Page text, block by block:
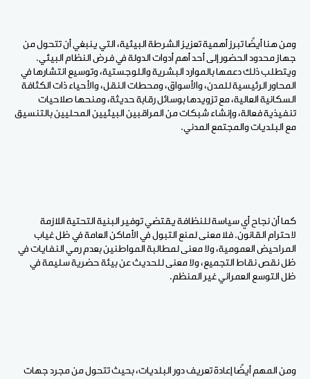
ومن هنا أيضًا تبرز أهمية تعزيز الشرطة البيئية، التي ينبغي أن تتحول من
جهاز محدود الحضور إلى أحد أهم أدوات الدولة في فرض النظام البيئي.
ويتطلب ذلك دعمها بالموارد البشرية واللوجستية، وتوسيع انتشارها في
المحاور الرئيسية للمدن، والأسواق، ومحطات النقل، والأحياء ذات الكثافة
السكانية العالية، مع تزويدها بوسائل رقابة حديثة، ومنحها صلاحيات
تنفيذية فعالة، وإنشاء شبكات من المراقبين البيئيين المحليين بالتنسيق
مع البلديات والمجتمع المدني.
كما أن نجاح أي سياسة للنظافة يقتضي توفير البنية التحتية اللازمة
لاحترام القانون. فلا معنى لمنع التبول في الأماكن العامة في ظل غياب
المراحيض العمومية، ولا معنى لمطالبة المواطنين بعدم رمي النفايات في
ظل نقص نقاط التجميع، ولا معنى للحديث عن بيئة حضرية سليمة في
ظل التوسع العمراني غير المنظم.
ومن المهم أيضًا إعادة تعريف دور البلديات، بحيث تتحول من مجرد جهات